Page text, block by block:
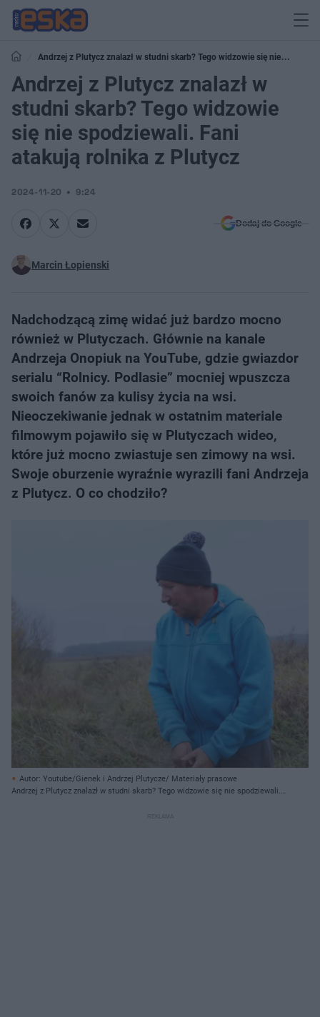
Andrzej z Plutycz znalazł w studni skarb? Tego widzowie się nie
spodziewali. Fani atakują rolnika z Plutycz
Andrzej z Plutycz znalazł w
studni skarb? Tego widzowie
się nie spodziewali. Fani
atakują rolnika z Plutycz
2024-11-20 9:24
Dodaj do Google
Marcin Łopienski
Nadchodzącą zimę widać już bardzo mocno
również w Plutyczach. Głównie na kanale
Andrzeja Onopiuk na YouTube, gdzie gwiazdor
serialu “Rolnicy. Podlasie” mocniej wpuszcza
swoich fanów za kulisy życia na wsi.
Nieoczekiwanie jednak w ostatnim materiale
filmowym pojawiło się w Plutyczach wideo,
które już mocno zwiastuje sen zimowy na wsi.
Swoje oburzenie wyraźnie wyrazili fani Andrzeja
z Plutycz. O co chodziło?
Autor: Youtube/Gienek i Andrzej Plutycze/ Materiały prasowe
Andrzej z Plutycz znalazł w studni skarb? Tego widzowie się nie spodziewali.